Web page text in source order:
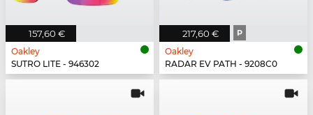
157,60 €
Oakley
SUTRO LITE - 946302
217,60 € P
Oakley
RADAR EV PATH - 9208C0